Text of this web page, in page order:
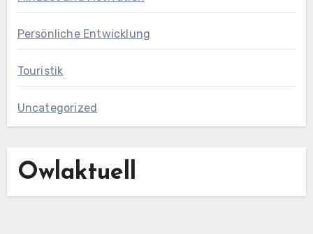
Persönliche Entwicklung
Touristik
Uncategorized
Owlaktuell